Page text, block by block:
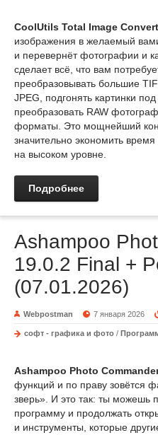
CoolUtils Total Image
изображения в желаемый
и перевернёт фотографии и
сделает всё, что вам
преобразовывать большие
JPEG, подгонять картинки
преобразовать RAW
форматы. Это мощнейший
значительно экономить
на высоком уровне.
Подробнее
Ashampoo
19.0.2 Final +
(07.01.2026)
Webpostman 7 января 2026
софт - графика и фото /
Ashampoo Photo
функций и по праву зовётся
зверь». И это так: ты можешь
программу и продолжать
и инструменты, которые